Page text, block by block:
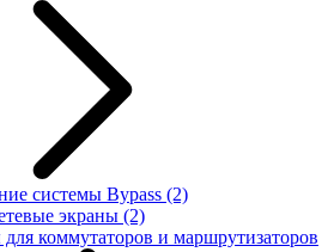
системы Bypass (2)
экраны (2)
коммутаторов и маршрутизаторов